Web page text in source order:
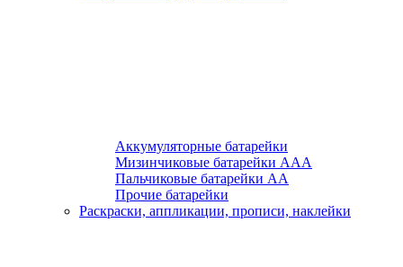
Аккумуляторные батарейки
Мизинчиковые батарейки ААА
Пальчиковые батарейки АА
Прочие батарейки
Раскраски, аппликации, прописи, наклейки